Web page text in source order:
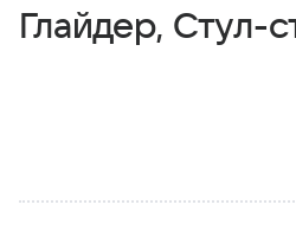
Глайдер, Стул-